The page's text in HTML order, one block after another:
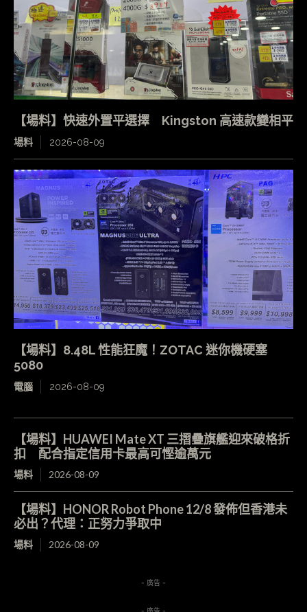
【場料】快速外置平選擇 Kingston 高速款變相平
場料 2026-08-09
【場料】8.48L 性能狂魔！ZOTAC 迷你機硬塞
5080
電腦 2026-08-09
【場料】HUAWEI Mate XT 三摺疊旗艦迎來破格折
扣 配合指定信用卡最高可慳逾萬元
場料 2026-08-09
【場料】HONOR Robot Phone 12/8 發佈但香港未
必出？代理：正努力爭取中
場料 2026-08-09
- 廣告 -